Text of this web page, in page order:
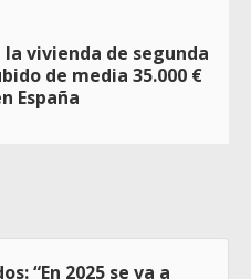
la vivienda de segunda
de media 35.000 €
España
“En 2025 se va a